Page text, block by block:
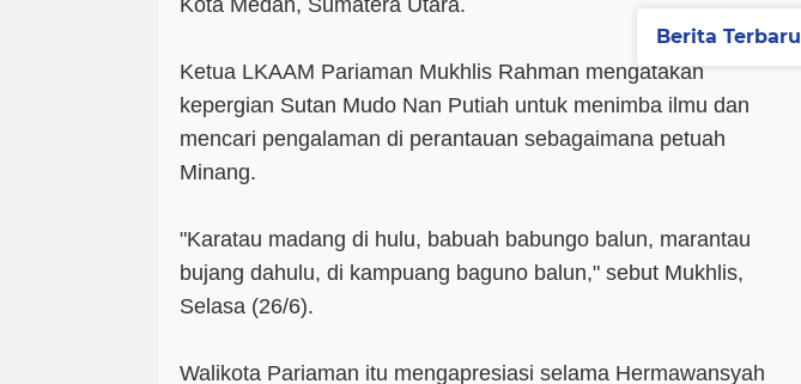
Kota Medan, Sumatera Utara.
Ketua LKAAM Pariaman Mukhlis Rahman mengatakan
kepergian Sutan Mudo Nan Putiah untuk menimba ilmu dan
mencari pengalaman di perantauan sebagaimana petuah
Minang.
"Karatau madang di hulu, babuah babungo balun, marantau
bujang dahulu, di kampuang baguno balun," sebut Mukhlis,
Selasa (26/6).
Walikota Pariaman itu mengapresiasi selama Hermawansyah
Berita Terbaru